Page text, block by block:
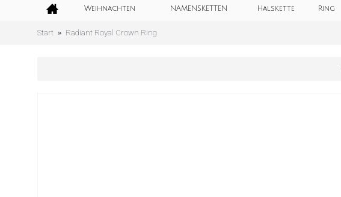
Weihnachten NAMENSKETTEN Halskette Ring
Start Radiant Royal Crown Ring